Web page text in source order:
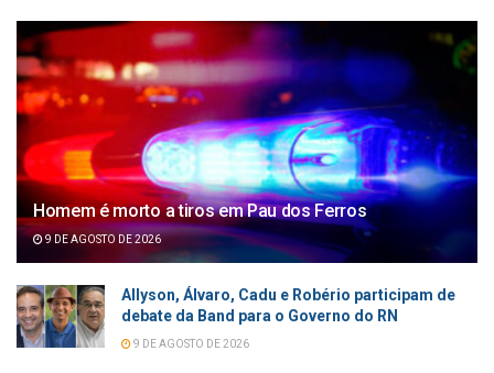
Homem é morto a tiros em Pau dos Ferros
9 DE AGOSTO DE 2026
Allyson, Álvaro, Cadu e Robério participam de
debate da Band para o Governo do RN
9 DE AGOSTO DE 2026